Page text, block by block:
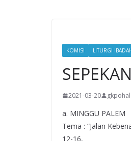
KOMISI LITURGI
2021-03-20
a. MINGGU PALEM
Tema : “Jalan
12-16,